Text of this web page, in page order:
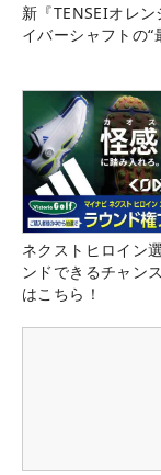
新『TENSEIオレン
イバーシャフトの“
ネクストヒロイン
ンドできるチャン
はこちら！